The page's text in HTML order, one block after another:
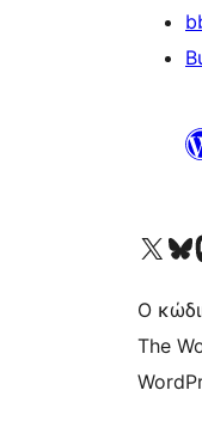
Visit our XVisit
Ο
The